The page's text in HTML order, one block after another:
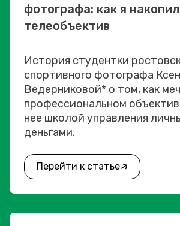
фотографа: как я
телеобъектив
История студентки
спортивного фотографа
Ведерниковой* о том, как
профессиональном
нее школой управления
деньгами.
Перейти к статье